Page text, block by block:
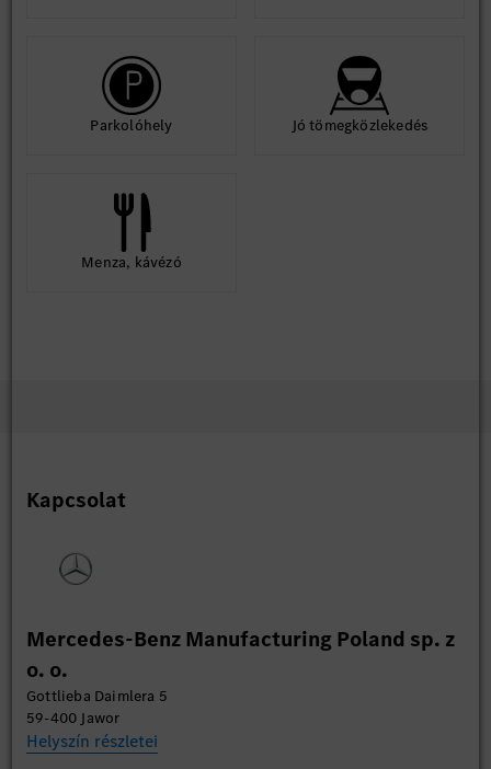
Parkolóhely Jó tömegközlekedés
Menza, kávézó
Kapcsolat
Mercedes-Benz Manufacturing Poland sp. z
o. o.
Gottlieba Daimlera 5
59-400 Jawor
Helyszín részletei